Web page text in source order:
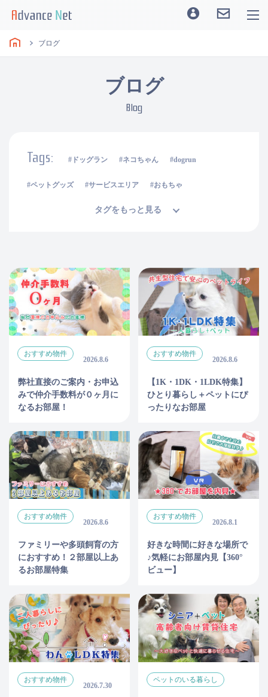
ブログ
ブログ
Blog
Tags: ドッグラン ネコちゃん dogrun
ペットグッズ サービスエリア おもちゃ
タグをもっと見る
おすすめ物件
2026.8.6
弊社直接のご案内・お申込
みで仲介手数料が０ヶ月に
なるお部屋！
おすすめ物件
2026.8.6
【1K・1DK・1LDK特集】
ひとり暮らし＋ペットにぴ
ったりなお部屋
おすすめ物件
2026.8.6
ファミリーや多頭飼育の方
におすすめ！２部屋以上あ
るお部屋特集
おすすめ物件
2026.8.1
好きな時間に好きな場所で
♪気軽にお部屋内見【360°
ビュー】
おすすめ物件
2026.7.30
ペットのいる暮らし